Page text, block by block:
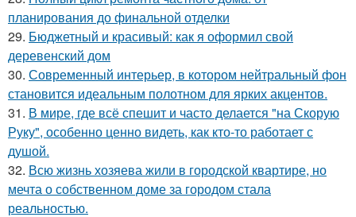
планирования до финальной отделки
29. Бюджетный и красивый: как я оформил свой
деревенский дом
30. Современный интерьер, в котором нейтральный фон
становится идеальным полотном для ярких акцентов.
31. В мире, где всё спешит и часто делается "на Скорую
Руку", особенно ценно видеть, как кто-то работает с
душой.
32. Всю жизнь хозяева жили в городской квартире, но
мечта о собственном доме за городом стала
реальностью.